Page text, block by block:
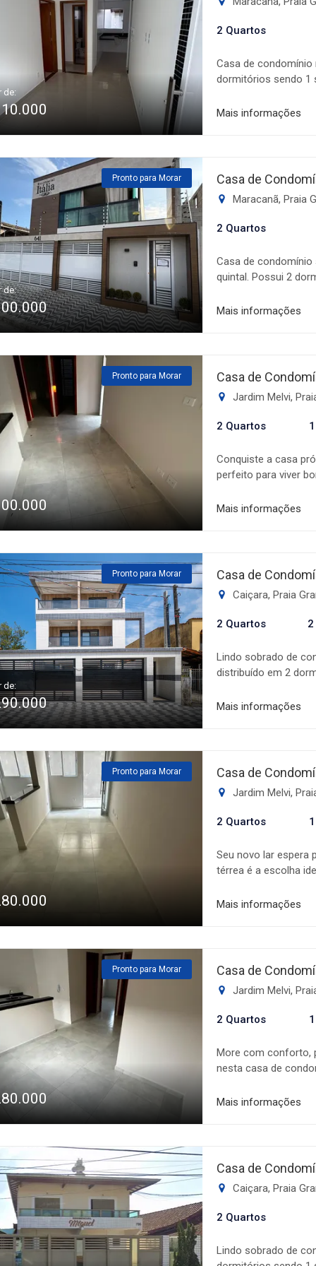
procura um imóvel
de:
2 Quartos
Casa de
dormitórios sendo 1
uma visita com
Mais informações
Pronto para Morar
de:
Casa de
Maracanã, Praia
2 Quartos
Casa de
quintal. Possui 2
vaga de garagem.
Mais informações
Pronto para Morar Casa de
Jardim Melvi,
2 Quartos
Conquiste a casa
perfeito para viver
dormitórios,
casa. O imóvel
mais comodidade
acesso a
funcional e com
Mais informações
Pronto para Morar
de:
Casa de
Caiçara, Praia
2 Quartos
Lindo sobrado de
distribuído em 2
acabamento !!
Mais informações
Pronto para Morar Casa de
Jardim Melvi,
2 Quartos
Seu novo lar espera
térrea é a escolha
conta com 2
é uma ótima
ou investir em um
venha conhecer de
Mais informações
Pronto para Morar Casa de
Jardim Melvi,
2 Quartos
More com conforto,
nesta casa de
cozinha americana
serviços essenciais,
deseja conquistar a
potencial. Agende
Mais informações
Casa de
Caiçara, Praia
2 Quartos
Lindo sobrado de